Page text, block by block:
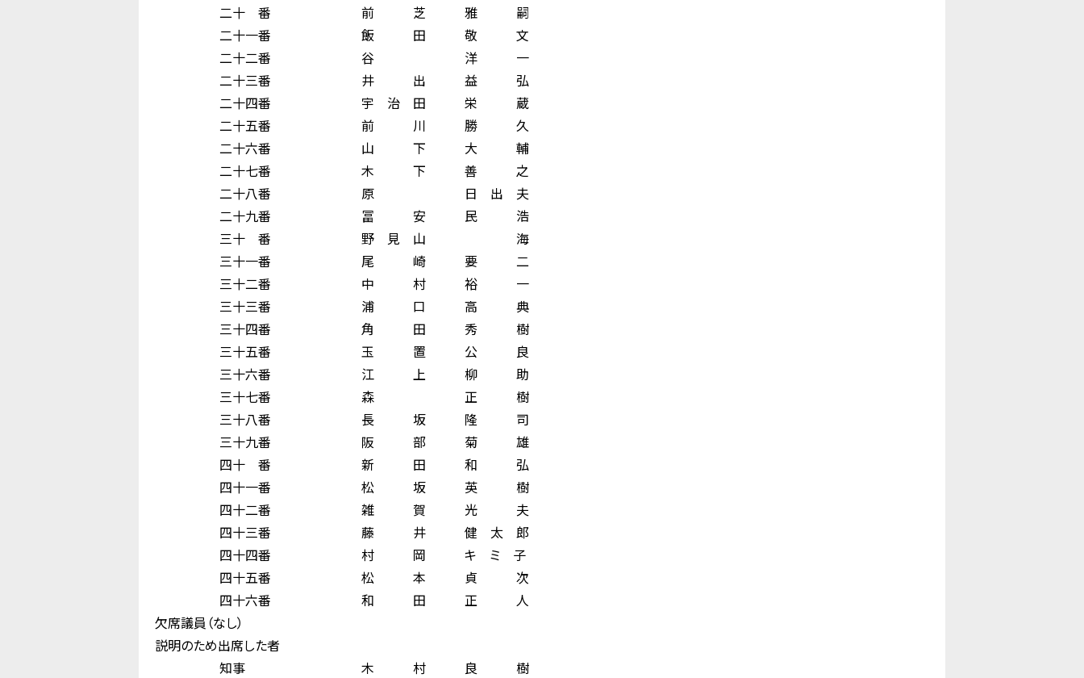
二十 番 前 芝 雅 嗣
二十一番 飯 田 敬 文
二十二番 谷 洋 一
二十三番 井 出 益 弘
二十四番 宇 治 田 栄 蔵
二十五番 前 川 勝 久
二十六番 山 下 大 輔
二十七番 木 下 善 之
二十八番 原 日 出 夫
二十九番 冨 安 民 浩
三十 番 野 見 山 海
三十一番 尾 崎 要 二
三十二番 中 村 裕 一
三十三番 浦 口 高 典
三十四番 角 田 秀 樹
三十五番 玉 置 公 良
三十六番 江 上 柳 助
三十七番 森 正 樹
三十八番 長 坂 隆 司
三十九番 阪 部 菊 雄
四十 番 新 田 和 弘
四十一番 松 坂 英 樹
四十二番 雑 賀 光 夫
四十三番 藤 井 健 太 郎
四十四番 村 岡 キ ミ 子
四十五番 松 本 貞 次
四十六番 和 田 正 人
欠席議員（なし）
説明のため出席した者
知事 木 村 良 樹